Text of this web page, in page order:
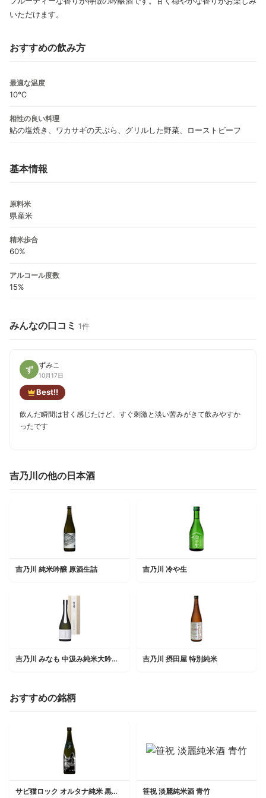
いただけます。
おすすめの飲み方
最適な温度
10℃
相性の良い料理
鮎の塩焼き、ワカサギの天ぷら、グリルした野菜、ローストビーフ
基本情報
原料米
県産米
精米歩合
60%
アルコール度数
15%
みんなの口コミ 1件
ず ずみこ
10月17日
Best!!
飲んだ瞬間は甘く感じたけど、すぐ刺激と淡い苦みがきて飲みやすか
ったです
吉乃川の他の日本酒
吉乃川 純米吟醸 原酒生詰 吉乃川 冷や生
吉乃川 みなも 中汲み純米大吟醸原酒 吉乃川 摂田屋 特別純米
おすすめの銘柄
サビ猫ロック オルタナ純米 黒サビ 笹祝 淡麗純米酒 青竹